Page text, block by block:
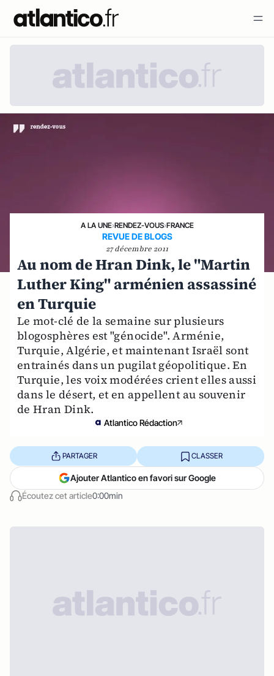
A LA UNE›RENDEZ-VOUS›FRANCE
REVUE DE BLOGS
27 décembre 2011
Au nom de Hran Dink, le "Martin
Luther King" arménien assassiné
en Turquie
Le mot-clé de la semaine sur plusieurs
blogosphères est "génocide". Arménie,
Turquie, Algérie, et maintenant Israël sont
entrainés dans un pugilat géopolitique. En
Turquie, les voix modérées crient elles aussi
dans le désert, et en appellent au souvenir
de Hran Dink.
Atlantico Rédaction
Écoutez cet article0:00min
PARTAGER CLASSER
Ajouter Atlantico en favori sur Google